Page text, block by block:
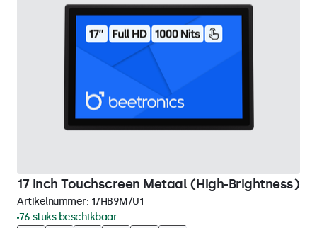
17 Inch Touchscreen Metaal (High-Brightness)
Artikelnummer: 17HB9M/U1
76 stuks beschikbaar